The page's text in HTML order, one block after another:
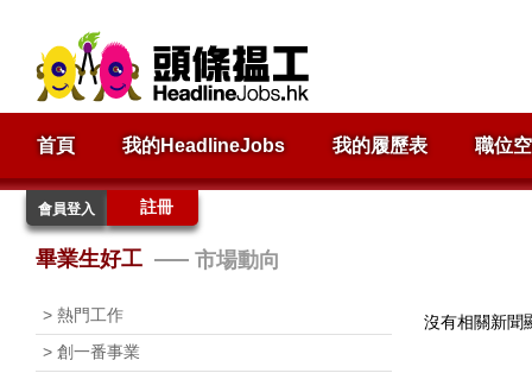
首頁 我的HeadlineJobs 我的履歷表 職位
會員登入 註冊
畢業生好工 市場動向
> 熱門工作
> 創一番事業
沒有相關新聞